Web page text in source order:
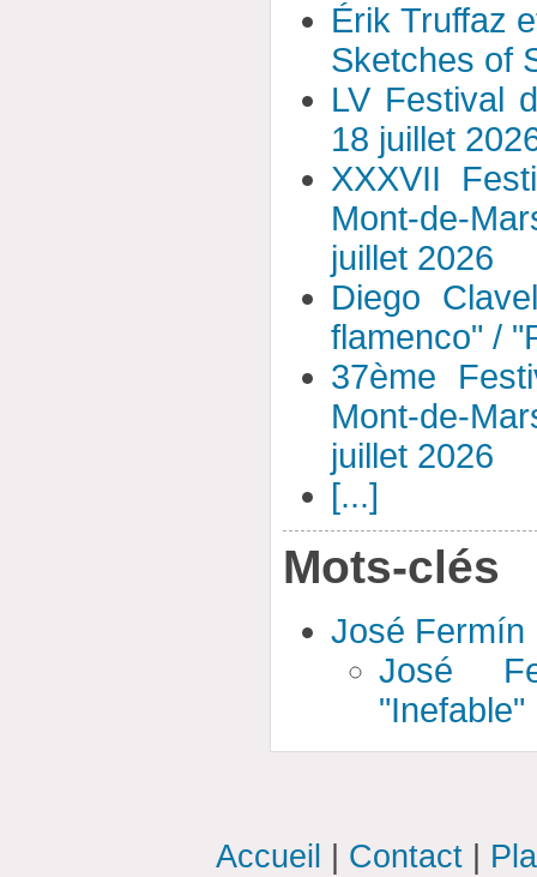
Érik Truffaz
Sketches of
LV Festival
18 juillet
XXXVII
Mont-de-
juillet 2026
Diego
flamenco" /
37ème
Mont-de-
juillet 2026
[...]
Mots-clés
José Fermín
José
"Inefable"
Accueil Contact